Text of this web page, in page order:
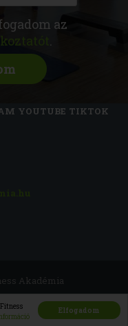
Elfogadom
az
.
YOUTUBE TIKTOK
Akadémia
feltételek